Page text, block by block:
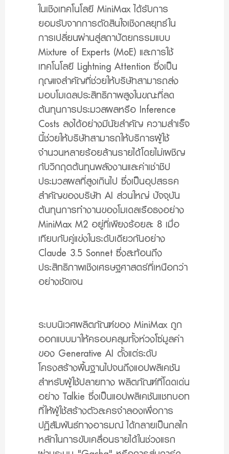
ในเชิงเทคโนโลยี MiniMax ได้รับการ
ยอมรับจากการตัดสินใจเชิงกลยุทธ์ใน
การเปลี่ยนผ่านสู่สถาปัตยกรรมแบบ
Mixture of Experts (MoE) และการใช้
เทคโนโลยี Lightning Attention ซึ่งเป็น
กุญแจสำคัญที่ช่วยให้บริษัทสามารถส่ง
มอบโมเดลประสิทธิภาพสูงในขณะที่ลด
ต้นทุนการประมวลผลหรือ Inference
Costs ลงได้อย่างมีนัยสำคัญ ความสำเร็จ
นี้ช่วยให้บริษัทสามารถให้บริการผู้ใช้
จำนวนหลายร้อยล้านรายได้โดยไม่เผชิญ
กับวิกฤตต้นทุนพลังงานและค่าเช่าชิป
ประมวลผลที่สูงเกินไป ซึ่งเป็นอุปสรรค
สำคัญของบริษัท AI ส่วนใหญ่ ปัจจุบัน
ต้นทุนการทำงานของโมเดลเรือธงอย่าง
MiniMax M2 อยู่ที่เพียงร้อยละ 8 เมื่อ
เทียบกับคู่แข่งในระดับเดียวกันอย่าง
Claude 3.5 Sonnet ซึ่งสะท้อนถึง
ประสิทธิภาพเชิงเศรษฐศาสตร์ที่เหนือกว่า
อย่างชัดเจน
ระบบนิเวศผลิตภัณฑ์ของ MiniMax ถูก
ออกแบบมาให้ครอบคลุมทั้งห่วงโซ่มูลค่า
ของ Generative AI ตั้งแต่ระดับ
โครงสร้างพื้นฐานไปจนถึงแอปพลิเคชัน
สำหรับผู้ใช้ปลายทาง ผลิตภัณฑ์ที่โดดเด่น
อย่าง Talkie ซึ่งเป็นแอปพลิเคชันแชทบอท
ที่ให้ผู้ใช้สร้างตัวละครจำลองเพื่อการ
ปฏิสัมพันธ์ทางอารมณ์ ได้กลายเป็นกลไก
หลักในการขับเคลื่อนรายได้ในช่วงแรก